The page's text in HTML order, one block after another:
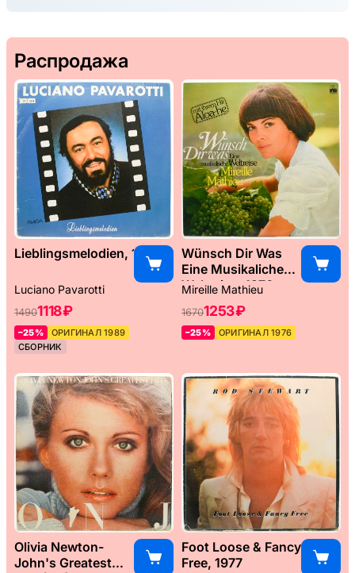
Распродажа
Lieblingsmelodien, 1989
Luciano Pavarotti
14901118 ₽
–25%
ОРИГИНАЛ 1989
СБОРНИК
Wünsch Dir Was
Eine Musikaliche
Weltreise, 1976
Mireille Mathieu
16701253 ₽
–25% ОРИГИНАЛ 1976
Olivia Newton-
John's Greatest
Foot Loose & Fancy
Free, 1977